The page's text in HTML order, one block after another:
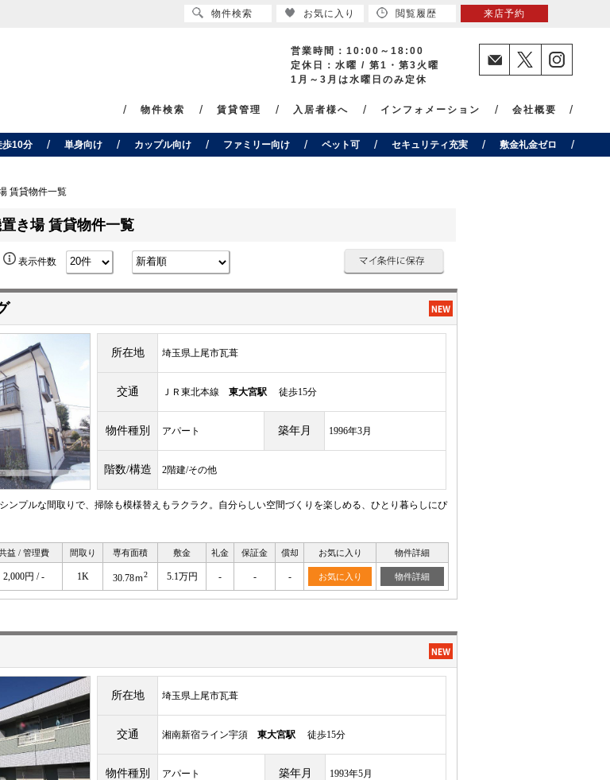
営業時間：10:00～18:00
定休日：水曜 / 第1・第3火曜
1月～3月は水曜日のみ定休
物件検索 賃貸管理 入居者様へ インフォメーション 会社概要
歩10分 単身向け カップル向け ファミリー向け ペット可 セキュリティ充実 敷金礼金ゼロ
賃貸物件一覧
き場 賃貸物件一覧
表示件数
所在地 埼玉県上尾市瓦葺
交通 ＪＲ東北本線 東大宮駅 徒歩15分
物件種別 アパート 築年月 1996年3月
階数/構造 2階建/その他
ンプルな間取りで、掃除も模様替えもラクラク。自分らしい空間づくりを楽しめる、ひとり暮らしにぴ
益 / 管理費 間取り 専有面積 敷金 礼金 保証金 償却 お気に入り 物件詳細
2,000円 / - 1K 30.78ｍ2 5.1万円 - - - お気に入り 物件詳細
所在地 埼玉県上尾市瓦葺
交通 湘南新宿ライン宇須 東大宮駅 徒歩15分
物件種別 アパート 築年月 1993年5月
物件検索 お気に入り 閲覧履歴 来店予約